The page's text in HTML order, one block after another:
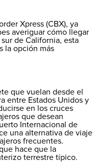
Xpress (CBX), ya
averiguar cómo llegar
de California, esta
la opción más
que vuelan desde el
entre Estados Unidos y
en los cruces
que desean
Internacional de
una alternativa de viaje
frecuentes.
hace que la
terrestre típico.